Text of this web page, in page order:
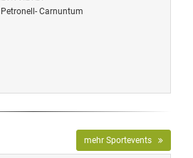
Petronell- Carnuntum
mehr Sportevents